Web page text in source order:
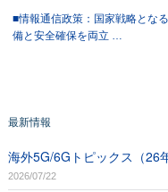
■情報通信政策：国家戦略とな
備と安全確保を両立 …
最新情報
海外5G/6Gトピックス（26
2026/07/22